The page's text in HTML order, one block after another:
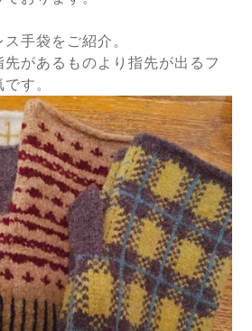
手袋をご紹介。
があるものより指先が出るフ
す。